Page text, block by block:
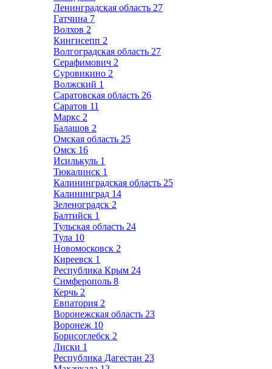
Ленинградская область 27
Гатчина 7
Волхов 2
Кингисепп 2
Волгоградская область 27
Серафимович 2
Суровикино 2
Волжский 1
Саратовская область 26
Саратов 11
Маркс 2
Балашов 2
Омская область 25
Омск 16
Исилькуль 1
Тюкалинск 1
Калининградская область 25
Калининград 14
Зеленоградск 2
Балтийск 1
Тульская область 24
Тула 10
Новомосковск 2
Киреевск 1
Республика Крым 24
Симферополь 8
Керчь 2
Евпатория 2
Воронежская область 23
Воронеж 10
Борисоглебск 2
Лиски 1
Республика Дагестан 23